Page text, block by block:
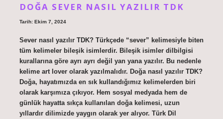
DOĞA SEVER NASIL YAZILIR TDK
Tarih: Ekim 7, 2024
Sever nasıl yazılır TDK? Türkçede “sever” kelimesiyle biten
tüm kelimeler bileşik isimlerdir. Bileşik isimler dilbilgisi
kurallarına göre ayrı ayrı değil yan yana yazılır. Bu nedenle
kelime art lover olarak yazılmalıdır. Doğa nasıl yazılır TDK?
Doğa, hayatımızda en sık kullandığımız kelimelerden biri
olarak karşımıza çıkıyor. Hem sosyal medyada hem de
günlük hayatta sıkça kullanılan doğa kelimesi, uzun
yıllardır dilimizde yaygın olarak yer alıyor. Türk Dil